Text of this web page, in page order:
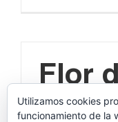
Flor
Utilizamos cookies
funcionamiento de la